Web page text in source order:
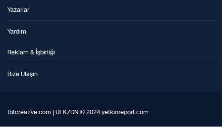
Yazarlar
Yardım
Reklam & İşbirliği
Bize Ulaşın
tbtcreative.com | UFKZDN © 2024 yetkinreport.com